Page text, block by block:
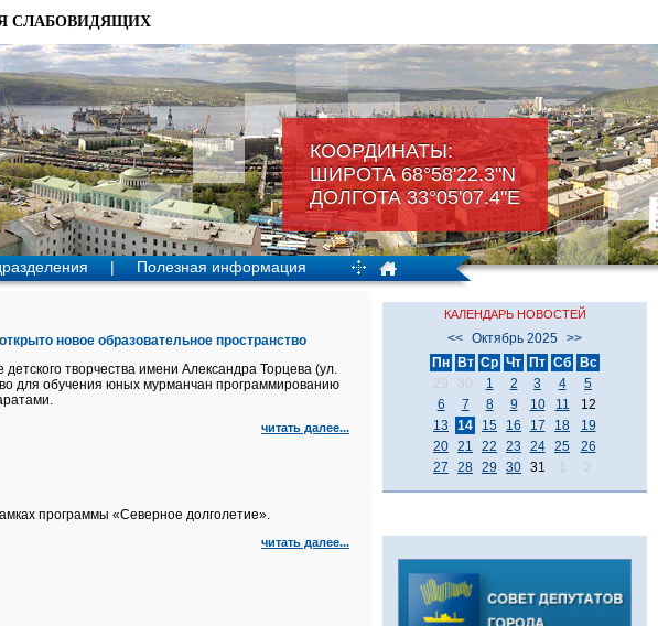
КООРДИНАТЫ:
ШИРОТА 68°58'22.3"N
ДОЛГОТА 33°05'07.4"Е
СЛАБОВИДЯЩИХ
| Полезная информация
новое образовательное пространство
творчества имени Александра Торцева (ул.
для обучения юных мурманчан программированию
читать далее...
программы «Северное долголетие».
читать далее...
КАЛЕНДАРЬ НОВОСТЕЙ
<< Октябрь 2025
>>
Пн
Вт Ср Чт Пт Сб
Вс
29
30 1 2 3 4
5
6
7 8 9 10 11
12
13
14 15 16 17 18
19
20 21 22 23 24 25
26
27
28 29 30 31 1 2